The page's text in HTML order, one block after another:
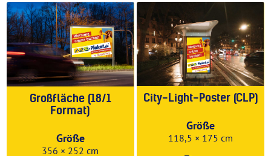
Großfläche (18/1
Format)
Größe
356 × 252 cm
City-Light-Poster (CLP)
Größe
118,5 × 175 cm